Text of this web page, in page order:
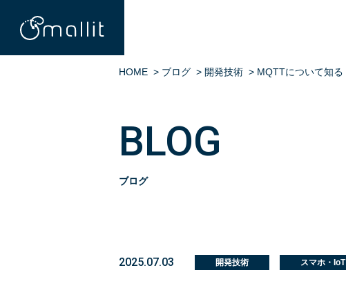
HOME > ブログ > 開発技術 > MQTTについて知る
BLOG
ブログ
2025.07.03 開発技術 スマホ・IoT